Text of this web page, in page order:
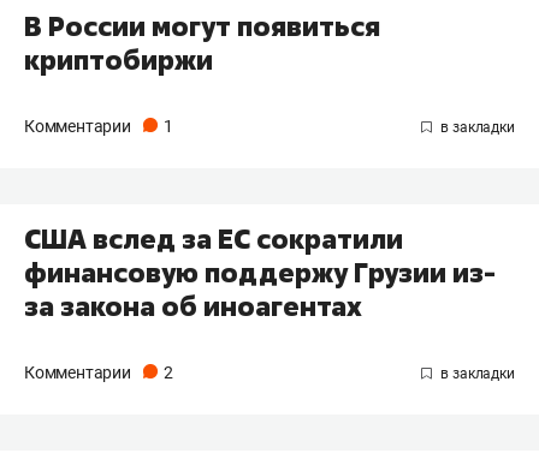
В России могут появиться
криптобиржи
Комментарии 1
США вслед за ЕС сократили
финансовую поддержу Грузии из-
за закона об иноагентах
Комментарии 2